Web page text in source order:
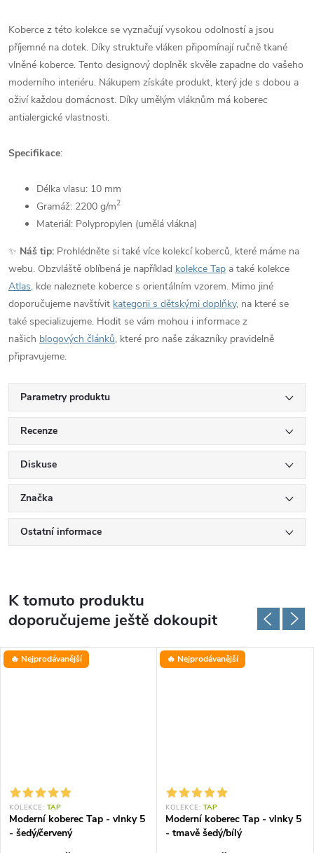
Koberce z této kolekce se vyznačují vysokou odolností a jsou
příjemné na dotek. Díky struktuře vláken připomínají ručně tkané
vlněné koberce. Tento designový doplněk skvěle zapadne do vašeho
moderního interiéru. Nákupem získáte produkt, který jde s dobou a
oživí každou domácnost. Díky umělým vláknům má koberec
antialergické vlastnosti.
Specifikace:
Délka vlasu: 10 mm
Gramáž: 2200 g/m2
Materiál: Polypropylen (umělá vlákna)
✨ Náš tip: Prohlédněte si také více kolekcí koberců, které máme na
webu. Obzvláště oblíbená je například kolekce Tap a také kolekce
Atlas, kde naleznete koberce s orientálním vzorem. Mimo jiné
doporučujeme navštívit kategorii s dětskými doplňky, na které se
také specializujeme. Hodit se vám mohou i informace z
našich blogových článků, které pro naše zákazníky pravidelně
připravujeme.
Parametry produktu
Recenze
Diskuse
Značka
Ostatní informace
K tomuto produktu
doporučujeme ještě dokoupit
🔥 Nejprodávanější
KOLEKCE: TAP
Moderní koberec Tap - vlnky 5
- šedý/červený
🔥 Nejprodávanější
KOLEKCE: TAP
Moderní koberec Tap - vlnky 5
- tmavě šedý/bílý